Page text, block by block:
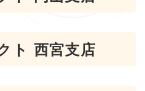
ト 西宮支店